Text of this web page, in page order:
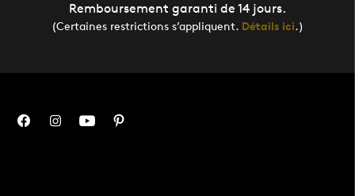
Remboursement garanti de 14 jours.
(Certaines restrictions s’appliquent. Détails ici.)